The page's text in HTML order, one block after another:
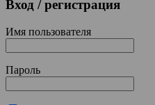
Вход / регистрация
Имя пользователя
Пароль